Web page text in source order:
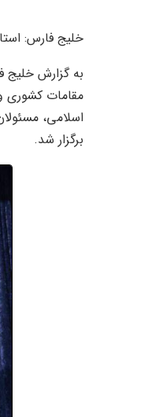
خلیج فارس:
به گزارش خلیج
مقامات کشوری
اسلامی،
برگزار شد.